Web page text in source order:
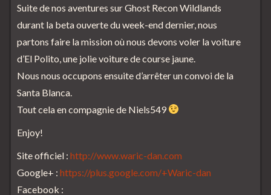
Suite de nos aventures sur Ghost Recon Wildlands
durant la beta ouverte du week-end dernier, nous
partons faire la mission où nous devons voler la voiture
d’El Polito, une jolie voiture de course jaune.
Nous nous occupons ensuite d’arrêter un convoi de la
Santa Blanca.
Tout cela en compagnie de Niels549
Enjoy!
Site officiel : http://www.waric-dan.com
Google+ : https://plus.google.com/+Waric-dan
Facebook :